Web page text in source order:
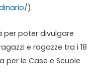
).
poter divulgare
e ragazze tra i 18
per le Case e Scuole